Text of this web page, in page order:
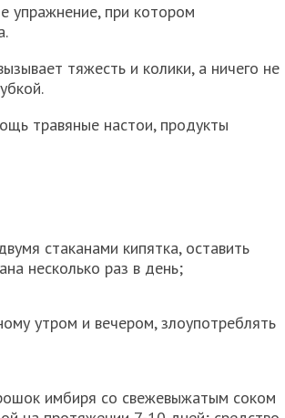
упражнение, при котором
тяжесть и колики, а ничего не
травяные настои, продукты
стаканами кипятка, оставить
несколько раз в день;
утром и вечером, злоупотреблять
имбиря со свежевыжатым соком